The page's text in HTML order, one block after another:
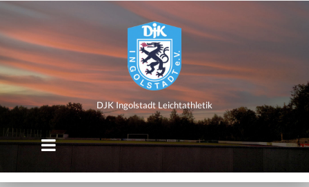
DJK
Ingolstadt
Leichtathletik
DJK Ingolstadt Leichtathletik